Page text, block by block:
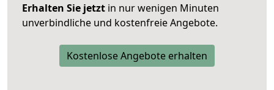
Erhalten Sie jetzt in nur wenigen Minuten
unverbindliche und kostenfreie Angebote.
Kostenlose Angebote erhalten